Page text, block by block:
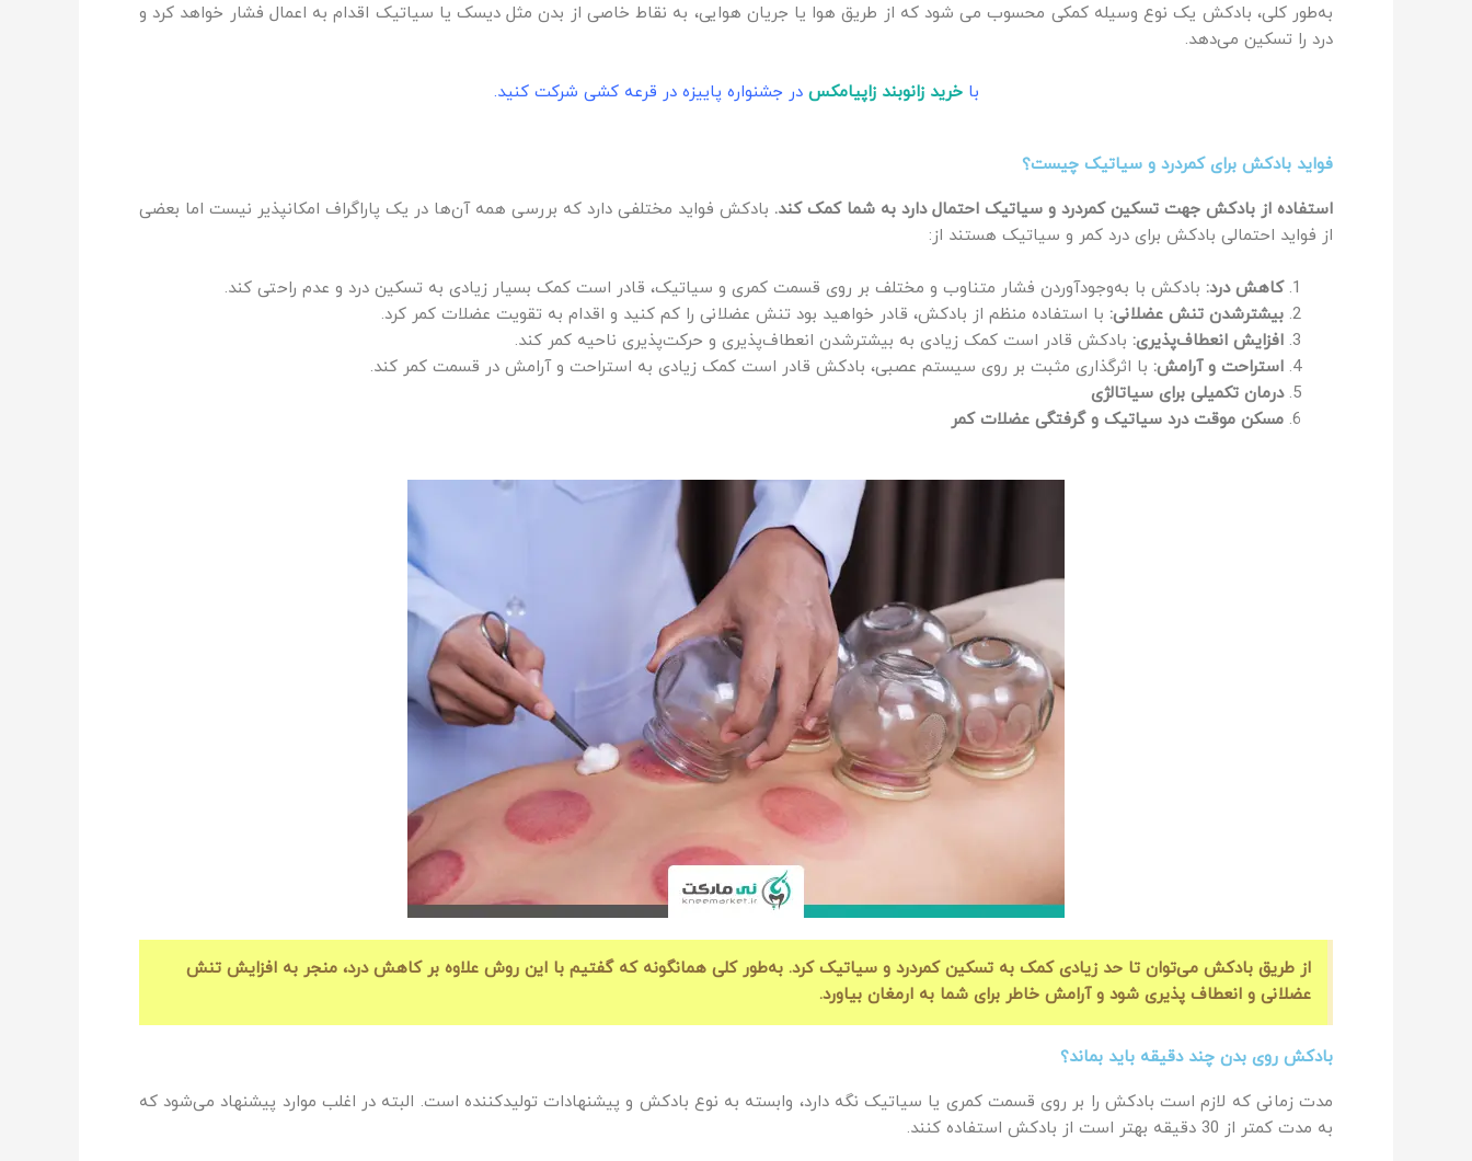
به‌طور کلی، بادکش یک نوع وسیله‌ کمکی محسوب می شود که از طریق هوا یا جریان هوایی، به نقاط خاصی از بدن مثل دیسک یا سیاتیک اقدام به اعمال فشار خواهد کرد و
درد را تسکین می‌دهد.
باخرید زانوبند زاپیامکس در جشنواره پاییزه در قرعه کشی شرکت کنید.
فواید بادکش برای کمردرد و سیاتیک چیست؟
استفاده از بادکش جهت تسکین کمردرد و سیاتیک احتمال دارد به شما کمک کند. بادکش فواید مختلفی دارد که بررسی همه آن‌ها در یک پاراگراف امکانپذیر نیست اما بعضی
از فواید احتمالی بادکش برای درد کمر و سیاتیک هستند از:
کاهش درد: بادکش با به‌وجودآوردن فشار متناوب و مختلف بر روی قسمت کمری و سیاتیک، قادر است کمک بسیار زیادی به تسکین درد و عدم راحتی کند.
بیشترشدن تنش عضلانی: با استفاده منظم از بادکش، قادر خواهید بود تنش عضلانی را کم کنید و اقدام به تقویت عضلات کمر کرد.
افزایش انعطاف‌پذیری: بادکش قادر است کمک زیادی به بیشترشدن انعطاف‌پذیری و حرکت‌پذیری ناحیه کمر کند.
استراحت و آرامش: با اثرگذاری مثبت بر روی سیستم عصبی، بادکش قادر است کمک زیادی به استراحت و آرامش در قسمت کمر کند.
درمان تكميلی برای سياتالژی
مسكن موقت درد سیاتیک و گرفتگی عضلات کمر
از طریق بادکش می‌توان تا حد زیادی کمک به تسکین کمردرد و سیاتیک کرد. به‌طور کلی همانگونه که گفتیم با این روش علاوه بر کاهش درد، منجر به افزایش تنش
عضلانی و انعطاف پذیری شود و آرامش خاطر برای شما به ارمغان بیاورد.
بادکش روی بدن چند دقیقه باید بماند؟
مدت زمانی که لازم است بادکش را بر روی قسمت کمری یا سیاتیک نگه دارد، وابسته به نوع بادکش و پیشنهادات تولیدکننده است. البته در اغلب موارد پیشنهاد می‌شود که
به مدت کمتر از 30 دقیقه بهتر است از بادکش استفاده کنند.